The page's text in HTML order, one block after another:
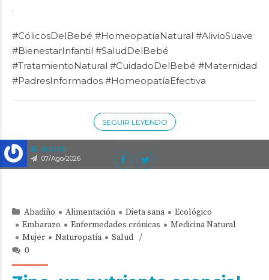
Aurora
07/Ago/2026
.
#CólicosDelBebé #HomeopatíaNatural #AlivioSuave
#BienestarInfantil #SaludDelBebé
#TratamientoNatural #CuidadoDelBebé #Maternidad
#PadresInformados #HomeopatíaEfectiva
SEGUIR LEYENDO
Abadiño Alimentación Dieta sana
Ecológico
Embarazo
Enfermedades crónicas
Medicina Natural
Mujer
Naturopatía
Salud
0